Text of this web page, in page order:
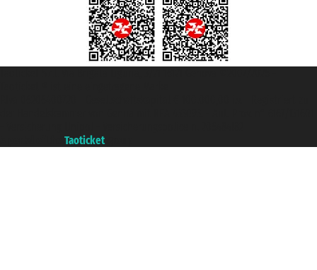
Taoticket